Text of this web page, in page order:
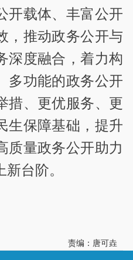
开载体、丰富公开
，推动政务公开与
深度融合，着力构
多功能的政务公开
措、更优服务、更
生保障基础，提升
质量政务公开助力
台阶。
责编：唐可垚